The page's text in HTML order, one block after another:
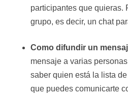
participantes que quieras.
grupo, es decir, un chat
Como difundir un
mensaje a varias
saber quien está la lista
que puedes comunicarte